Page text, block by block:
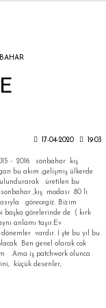
17-04-2020 19:03
- 2016 sonbahar kış
bu akım ,gelişmiş ülkerde
üretilen bu
,kış modası 80 li
görecegiz. Bizim
görelerinde de ( kırk
anlamı taşır.Ev
vardır. İ şte bu yıl bu
Ben genel olarak cok
.Ama iş patchwork olunca
küçük desenler,